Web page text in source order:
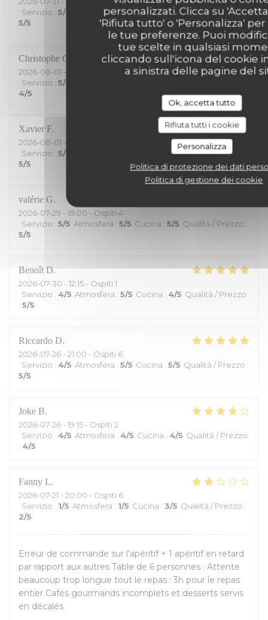
personalizzati. Clicca su
'Rifiuta tutto' o 'Personalizza'
le tue preferenze. Puoi
tue scelte in qualsiasi
cliccando sull'icona del cookie
a sinistra delle pagine del
Ok, accetta tutto
Rifiuta tutti i cookie
Personalizza
Politica di protezione dei dati
Politica di gestione dei cookie
Servizio : 5/5 Atmosfera: 3/5 Cucina: 4/5 Qualità / Prezzo:
5/5
Christophe G
2026-08-01 - 19:30 - Ospiti 2
Servizio : 5/5
4/5
Xavier F
2026-08-01 - 12:45 - Ospiti 6
Servizio : 5/5 5/5 Qualità / Prezzo
5/5
valérie G
2026-07-29 - 19:00 - Ospiti 4
Servizio : 5/5 Atmosfera : 5/5 Cucina : 5/5 Qualità / Prezzo :
5/5
Benoît D
2026-07-30 - 12:15 - Ospiti 1
Servizio : 4/5 Atmosfera : 5/5 Cucina : 4/5 Qualità / Prezzo
: 5/5
Riccardo D
2026-07-26 - 21:00 - Ospiti 6
Servizio : 4/5 Atmosfera : 5/5 Cucina : 5/5 Qualità / Prezzo :
5/5
Joke B
2026-07-26 - 19:15 - Ospiti 2
Servizio : 4/5 Atmosfera : 4/5 Cucina : 4/5 Qualità / Prezzo
: 4/5
Fanny L
2026-07-21 - 20:00 - Ospiti 6
Servizio : 1/5 Atmosfera : 1/5 Cucina : 3/5 Qualità / Prezzo :
2/5
Erreur de commande sur l'apéritif + 1 apéritif en retard
par rapport aux autres Table de 6 personnes : Attente
beaucoup trop longue tout le repas : 3h pour le repas
entier Cafés gourmands incomplets et desserts servis
en décalés